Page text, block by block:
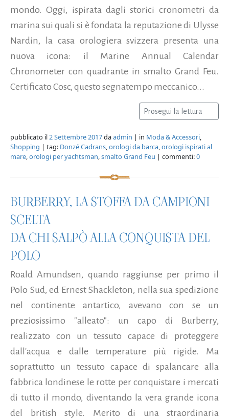
mondo. Oggi, ispirata dagli storici cronometri da
marina sui quali si è fondata la reputazione di Ulysse
Nardin, la casa orologiera svizzera presenta una
nuova icona: il Marine Annual Calendar
Chronometer con quadrante in smalto Grand Feu.
Certificato Cosc, questo segnatempo meccanico...
Prosegui la lettura
pubblicato il 2 Settembre 2017daadmin | in Moda & Accessori
Shopping | tag: Donzé Cadrans orologi da barca orologi ispirati al
mare orologi per yachtsman smalto Grand Feu | commenti:0
BURBERRY, LA STOFFA DA CAMPIONI
SCELTA
DA CHI SALPÒ ALLA CONQUISTA DEL
POLO
Roald Amundsen, quando raggiunse per primo il
Polo Sud, ed Ernest Shackleton, nella sua spedizione
nel continente antartico, avevano con se un
preziosissimo "alleato": un capo di Burberry,
realizzato con un tessuto capace di proteggere
dall'acqua e dalle temperature più rigide. Ma
soprattutto un tessuto capace di spalancare alla
fabbrica londinese le rotte per conquistare i mercati
di tutto il mondo, diventando la vera grande icona
del british style. Merito di una straordinaria